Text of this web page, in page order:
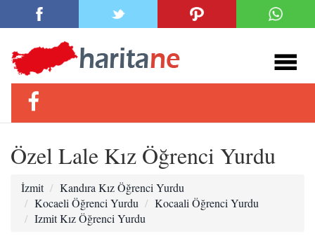
Özel Lale Kız Öğrenci Yurdu
İzmit
Kandıra Kız Öğrenci Yurdu
Kocaeli Öğrenci Yurdu
Kocaali Öğrenci Yurdu
Izmit Kız Öğrenci Yurdu